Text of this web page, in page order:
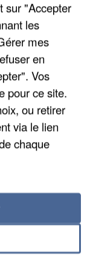
REFUGES
sur "Accepter
les
mes
en
Vos
pour ce site.
ou retirer
via le lien
chaque